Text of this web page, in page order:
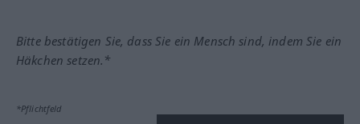
Bitte bestätigen Sie, dass Sie ein Mensch sind, indem Sie ein
Häkchen setzen.*
*Pflichtfeld